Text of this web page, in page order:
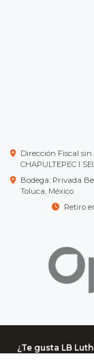
Dirección Fiscal sin
CHAPULTEPEC I
Bodega: Privada
Toluca, México
Retiro
¿Te gusta LB